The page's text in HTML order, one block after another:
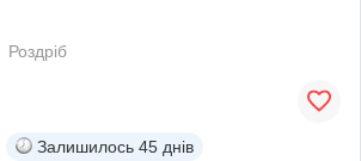
Роздріб
Залишилось 45 днів